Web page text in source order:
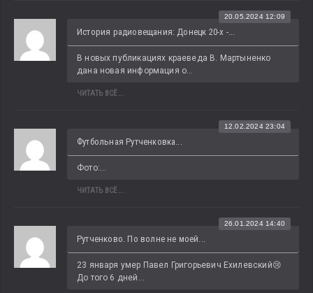
История радиовещания: Донецк 20-х -...
20.05.2024 12:09
В новых публикациях краеведа В. Мартыненко
дана новая информация о...
ЧИТАТЬ ВСЁ...
Футбольная Рутченковка...
12.02.2024 23:04
Фото:...
ЧИТАТЬ ВСЁ...
Рутченково. По волне не моей...
26.01.2024 14:40
23 января умер Павел Григорьевич Ехилевский😢
До того 6 дней...